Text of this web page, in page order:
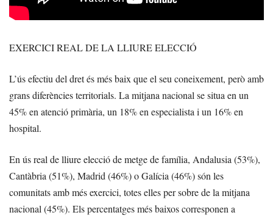
EXERCICI REAL DE LA LLIURE ELECCIÓ
L’ús efectiu del dret és més baix que el seu coneixement, però amb
grans diferències territorials. La mitjana nacional se situa en un
45% en atenció primària, un 18% en especialista i un 16% en
hospital.
En ús real de lliure elecció de metge de família, Andalusia (53%),
Cantàbria (51%), Madrid (46%) o Galícia (46%) són les
comunitats amb més exercici, totes elles per sobre de la mitjana
nacional (45%). Els percentatges més baixos corresponen a